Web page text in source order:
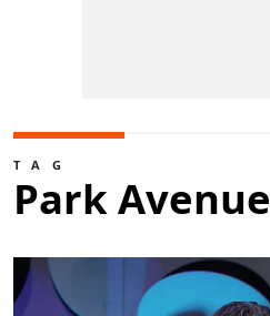
TAG
Park Avenue